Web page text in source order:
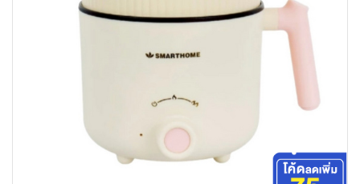
อาหารสด ผัก ผลไม้และเบเกอรี่